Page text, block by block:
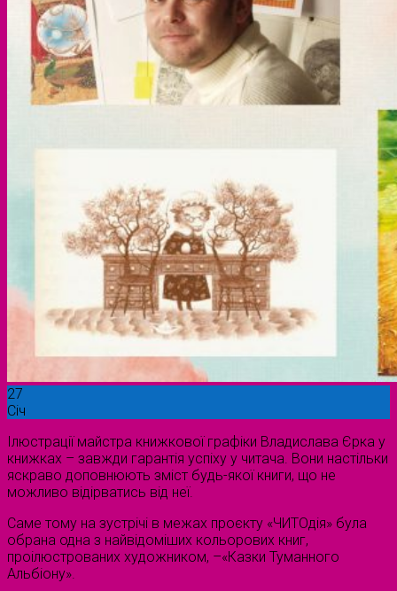
27
Січ
Ілюстрації майстра книжкової графіки Владислава Єрка у
книжках – завжди гарантія успіху у читача. Вони настільки
яскраво доповнюють зміст будь-якої книги, що не
можливо відірватись від неї.
Саме тому на зустрічі в межах проєкту «ЧИТОдія» була
обрана одна з найвідоміших кольорових книг,
проілюстрованих художником, –«Казки Туманного
Альбіону».